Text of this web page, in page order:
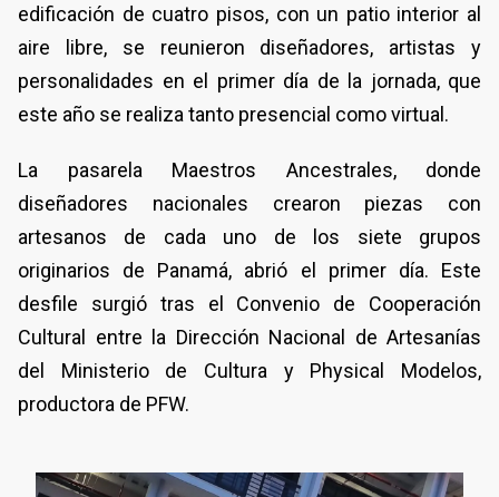
edificación de cuatro pisos, con un patio interior al
aire libre, se reunieron diseñadores, artistas y
personalidades en el primer día de la jornada, que
este año se realiza tanto presencial como virtual.
La pasarela Maestros Ancestrales, donde
diseñadores nacionales crearon piezas con
artesanos de cada uno de los siete grupos
originarios de Panamá, abrió el primer día. Este
desfile surgió tras el Convenio de Cooperación
Cultural entre la Dirección Nacional de Artesanías
del Ministerio de Cultura y Physical Modelos,
productora de PFW.